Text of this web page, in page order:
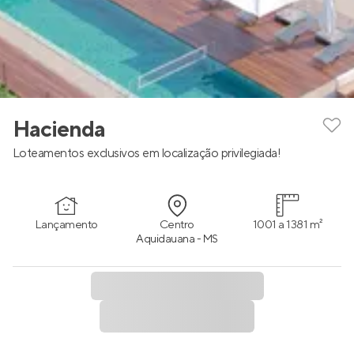
Hacienda
Loteamentos exclusivos em localização privilegiada!
Lançamento Centro
Aquidauana - MS
1001 a 1381 m²